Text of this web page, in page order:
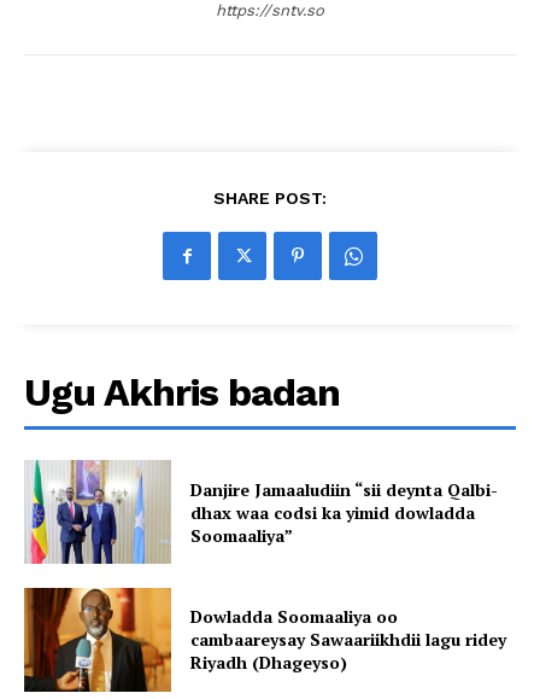
https://sntv.so
SHARE POST:
Ugu Akhris badan
Danjire Jamaaludiin “sii deynta Qalbi-
dhax waa codsi ka yimid dowladda
Soomaaliya”
Dowladda Soomaaliya oo
cambaareysay Sawaariikhdii lagu ridey
Riyadh (Dhageyso)